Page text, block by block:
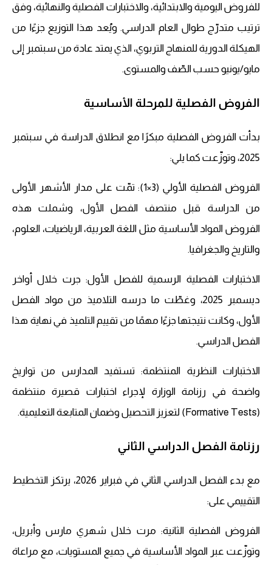
للفروض اليومية والابتدائية، والاختبارات الفصلية والنهائية، وفق
ترتيب متدرّج طوال العام الدراسي. ويُعد هذا التوزيع جزءًا من
الهيكلة الدورية للمنهاج التربوي، الذي يمتد عادة من سبتمبر إلى
مايو/يونيو حسب الصّف والمستوى.
الفروض الفصلية للمرحلة الأساسية
بدأت الفروض الفصلية مبكرًا مع انطلاق الدراسة في سبتمبر
2025، وتوزّعت كما يلي:
الفروض الفصلية الأولي (3×1): تمّت على مدار الأشهر الأولى
من الدراسة قبل منتصف الفصل الأول، وشملت هذه
الفروض المواد الأساسية مثل اللغة العربية، الرياضيات، العلوم،
والتاريخ والجغرافيا.
الاختبارات الفصلية الرسمية للفصل الأول: جرت خلال أواخر
ديسمبر 2025، وغطّت ما درسه التلاميذ من مواد الفصل
الأول، وكانت نتيجتها جزءًا مهمًا من تقييم التلميذ في نهاية هذا
الفصل الدراسي.
الاختبارات النظرية المنتظمة: تستفيد المدارس من تواريخ
واضحة في رزنامة الوزارة لإجراء اختبارات قصيرة منتظمة
(Formative Tests) لتعزيز التحصيل وضمان المتابعة التعليمية.
رزنامة الفصل الدراسي الثاني
مع بدء الفصل الدراسي الثاني في فبراير 2026، يرتكز التخطيط
التقييمي على:
الفروض الفصلية الثانية: مرت خلال شهري مارس وأبريل،
وتوزّعت عبر المواد الأساسية في جميع المستويات، مع مراعاة